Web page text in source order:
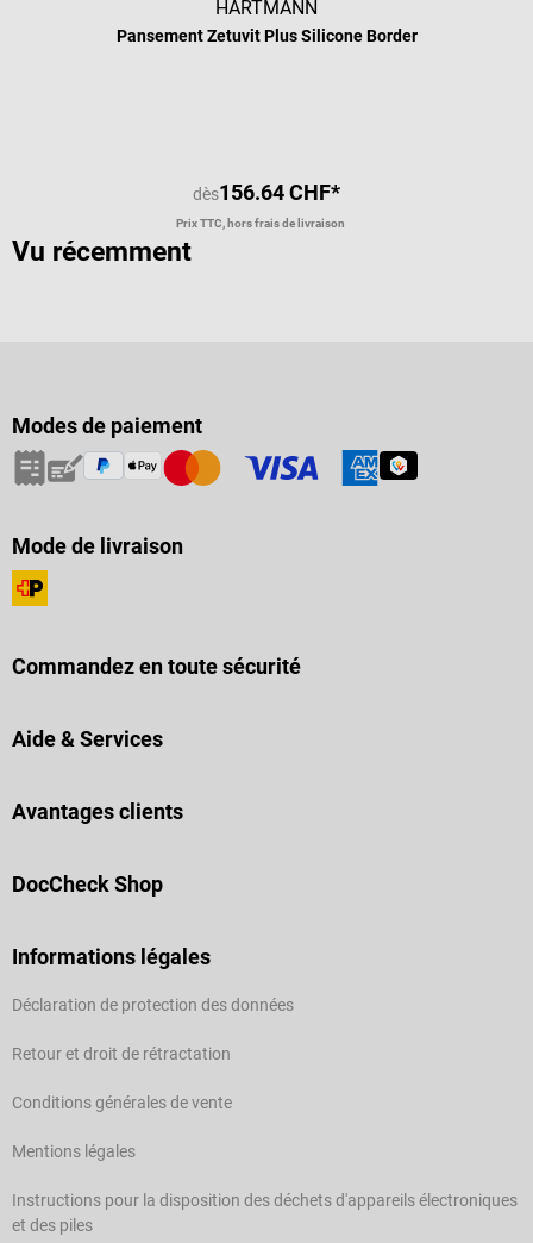
HARTMANN
Pansement Zetuvit Plus Silicone Border
dès156.64 CHF*
Prix TTC, hors frais de livraison
Vu récemment
Modes de paiement
Mode de livraison
Commandez en toute sécurité
Aide & Services
Avantages clients
DocCheck Shop
Informations légales
Déclaration de protection des données
Retour et droit de rétractation
Conditions générales de vente
Mentions légales
Instructions pour la disposition des déchets d'appareils électroniques
et des piles